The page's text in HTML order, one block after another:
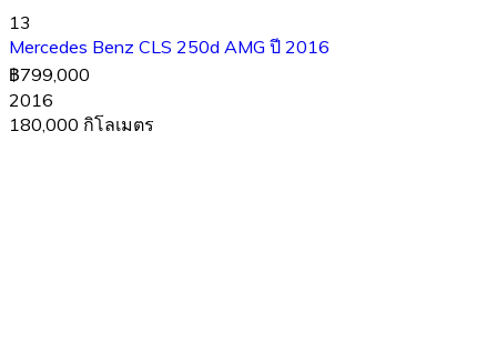
13
Mercedes Benz CLS 250d AMG ปี 2016
฿799,000
2016
180,000 กิโลเมตร